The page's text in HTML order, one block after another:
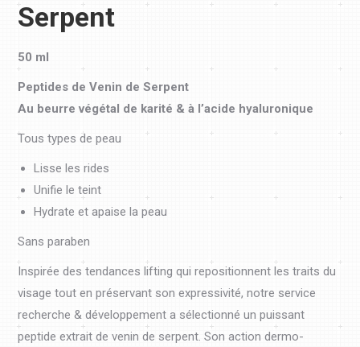
Serpent
50 ml
Peptides de Venin de Serpent
Au beurre végétal de karité & à l’acide hyaluronique
Tous types de peau
Lisse les rides
Unifie le teint
Hydrate et apaise la peau
Sans paraben
Inspirée des tendances lifting qui repositionnent les traits du
visage tout en préservant son expressivité, notre service
recherche & développement a sélectionné un puissant
peptide extrait de venin de serpent. Son action dermo-